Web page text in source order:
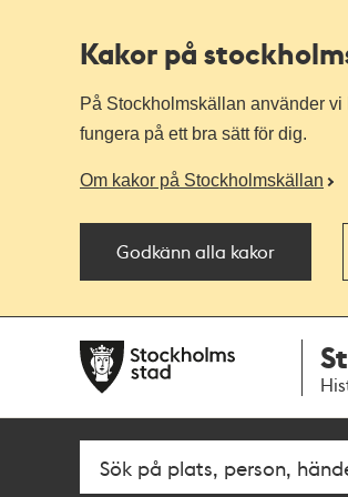
Kakor på
På Stockholmskällan använder
fungera på ett bra sätt för dig.
Om kakor på Stockholmskällan
Godkänn alla kakor
navigationen
huvudinnehållet
Fritextsök